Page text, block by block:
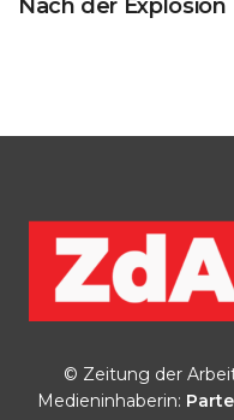
Nach der Explosion
© Zeitung der
Medieninhaberin: